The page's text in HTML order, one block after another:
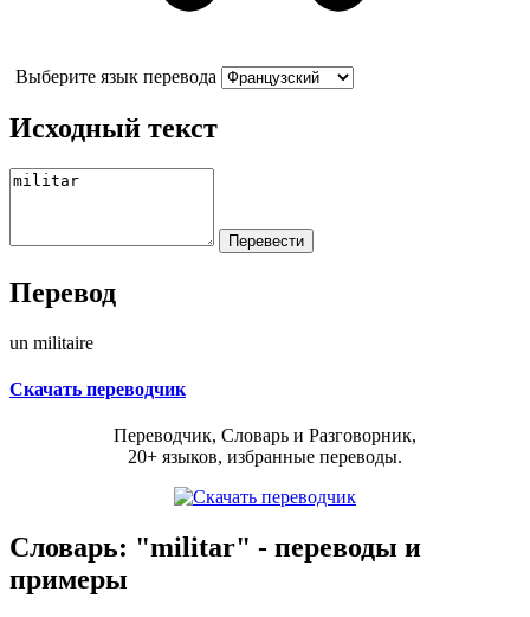
Выберите язык перевода
Исходный текст
Перевод
un militaire
Скачать переводчик
Переводчик, Словарь и Разговорник,
20+ языков, избранные переводы.
Словарь: "militar" - переводы и
примеры